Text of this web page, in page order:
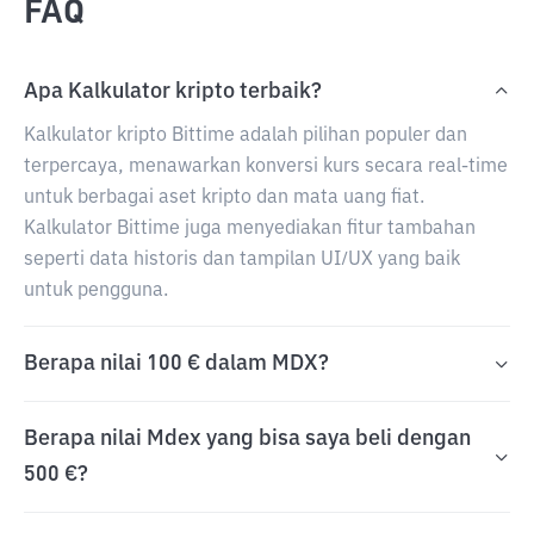
FAQ
Apa Kalkulator kripto terbaik?
Kalkulator kripto Bittime adalah pilihan populer dan
terpercaya, menawarkan konversi kurs secara real-time
untuk berbagai aset kripto dan mata uang fiat.
Kalkulator Bittime juga menyediakan fitur tambahan
seperti data historis dan tampilan UI/UX yang baik
untuk pengguna.
Berapa nilai 100 € dalam MDX?
Berapa nilai Mdex yang bisa saya beli dengan
500 €?